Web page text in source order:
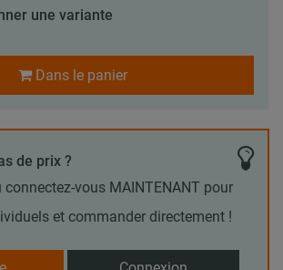
une variante
Dans le panier
de prix ?
connectez-vous MAINTENANT pour
et commander directement !